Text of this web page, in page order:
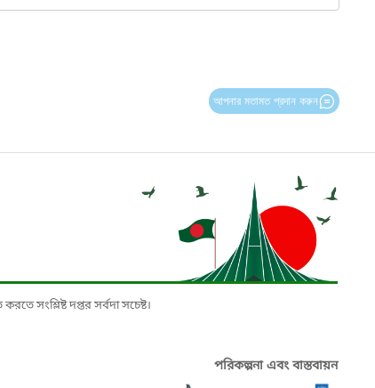
আপনার মতামত প্রদান করুন
সংশ্লিষ্ট দপ্তর সর্বদা সচেষ্ট।
পরিকল্পনা এবং বাস্তবায়ন